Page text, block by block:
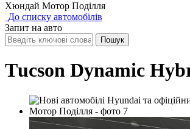
Хюндай Мотор Поділля
До списку автомобілів
Запит на авто
Тucson Dynamic